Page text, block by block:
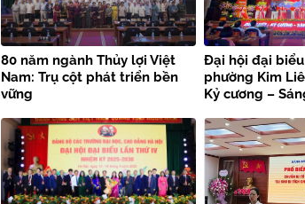
80 năm ngành Thủy lợi Việt
Nam: Trụ cột phát triển bền
vững
Đại hội đại
phường Kim
Kỷ cương –